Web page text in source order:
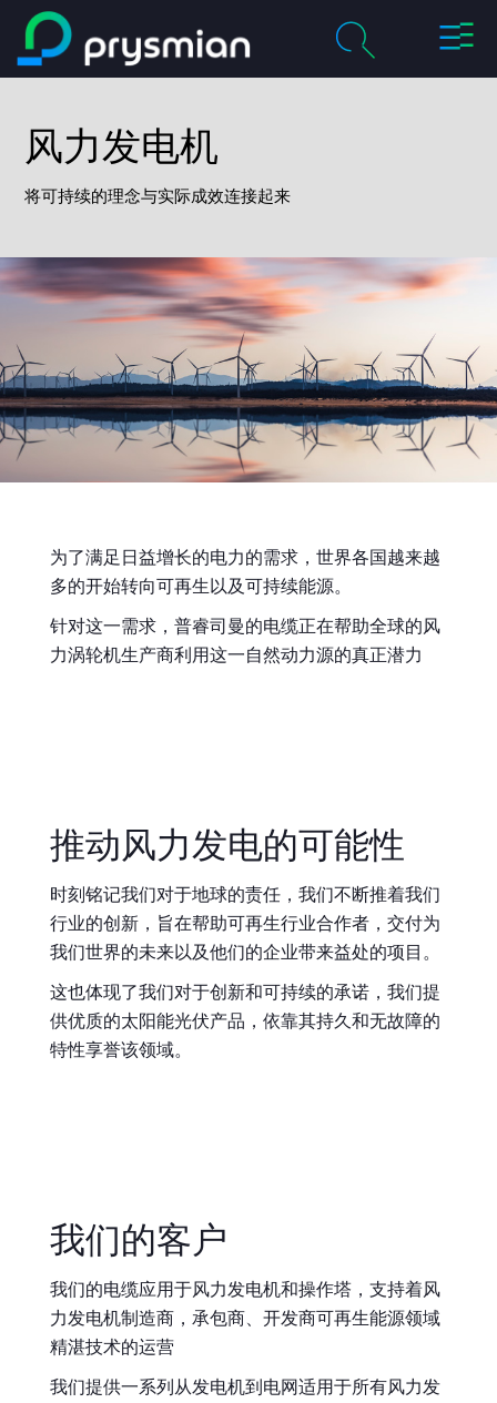
跳至主要内容
切
搜
索
产品及解决方案
职业
联系我们
媒体
我的普睿司曼
风力发电机
将可持续的理念与实际成效连接起来
为了满足日益增长的电力的需求，世界各国越来越
多的开始转向可再生以及可持续能源。
针对这一需求，普睿司曼的电缆正在帮助全球的风
力涡轮机生产商利用这一自然动力源的真正潜力
推动风力发电的可能性
时刻铭记我们对于地球的责任，我们不断推着我们
行业的创新，旨在帮助可再生行业合作者，交付为
我们世界的未来以及他们的企业带来益处的项目。
这也体现了我们对于创新和可持续的承诺，我们提
供优质的太阳能光伏产品，依靠其持久和无故障的
特性享誉该领域。
我们的客户
我们的电缆应用于风力发电机和操作塔，支持着风
力发电机制造商，承包商、开发商可再生能源领域
精湛技术的运营
我们提供一系列从发电机到电网适用于所有风力发